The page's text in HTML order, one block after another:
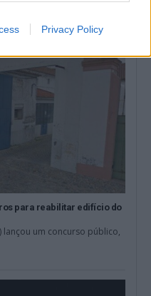
Privacy Policy
para reabilitar edifício do
lançou um concurso público,